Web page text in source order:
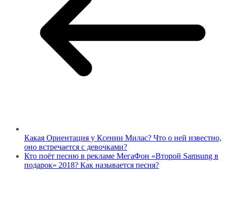
Какая Ориентация у Ксении Милас? Что о ней известно,
оно встречается с девочками?
Кто поёт песню в рекламе МегаФон «Второй Samsung в
подарок» 2018? Как называется песня?